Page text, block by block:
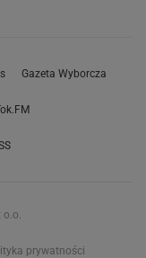
Gazeta Wyborcza
o.o.
prywatności